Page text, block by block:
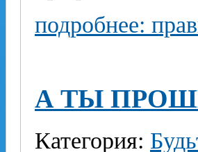
подробнее:
А ТЫ
Категория: